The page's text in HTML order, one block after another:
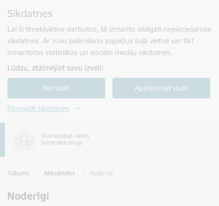
Sīkdatnes
Lai šī tīmekļvietne darbotos, tā izmanto obligāti nepieciešamās
sīkdatnes. Ar Jūsu piekrišanu papildus šajā vietnē var tikt
izmantotas statistikas un sociālo mediju sīkdatnes.
Lūdzu, atzīmējiet savu izvēli:
Noraidīt Apstiprināt visas
Pārvaldīt sīkdatnes
Sākums Aktualitātes Noderīgi
Noderīgi